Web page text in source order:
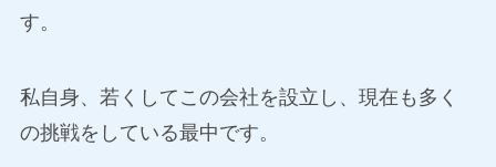
す。
私自身、若くしてこの会社を設立し、現在も多く
の挑戦をしている最中です。